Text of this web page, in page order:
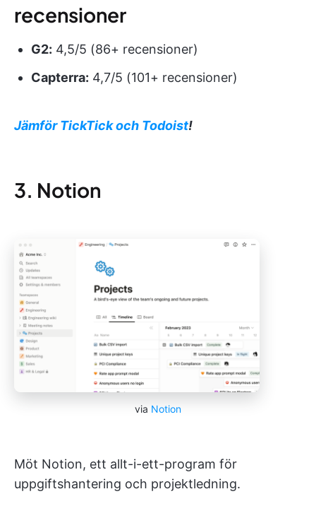
recensioner
G2: 4,5/5 (86+ recensioner)
Capterra: 4,7/5 (101+ recensioner)
Jämför TickTick och Todoist!
3. Notion
via Notion
Möt Notion, ett allt-i-ett-program för
uppgiftshantering och projektledning.